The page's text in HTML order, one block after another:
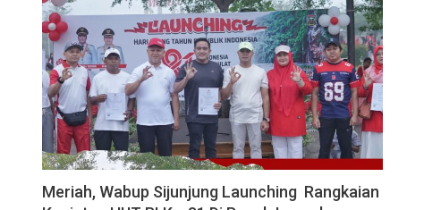
Meriah, Wabup Sijunjung Launching Rangkaian